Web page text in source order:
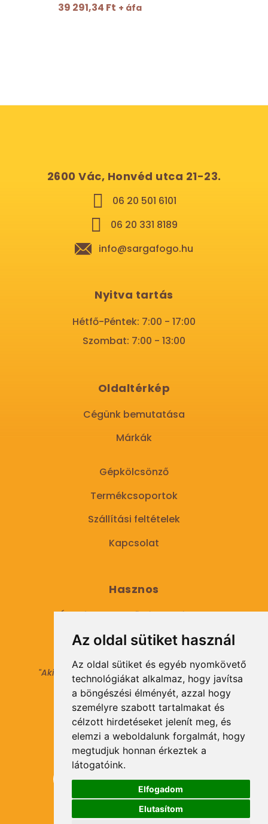
Az oldal sütiket használ
Az oldal sütiket és egyéb nyomkövető
technológiákat alkalmaz, hogy javítsa
a böngészési élményét, azzal hogy
személyre szabott tartalmakat és
célzott hirdetéseket jelenít meg, és
elemzi a weboldalunk forgalmát, hogy
megtudjuk honnan érkeztek a
látogatóink.
Elfogadom
Elutasítom
39 291,34 Ft + áfa
2600 Vác, Honvéd utca 21-23.
06 20 501 6101
06 20 331 8189
info@sargafogo.hu
Nyitva tartás
Hétfő-Péntek: 7:00 - 17:00
Szombat: 7:00 - 13:00
Oldaltérkép
Cégünk bemutatása
Márkák
Gépkölcsönző
Termékcsoportok
Szállítási feltételek
Kapcsolat
Hasznos
Általános Szerződési Feltételek
Adatkezelési tájékoztató
"Aki másokat nem tesz gazdaggá, maga sem
válhat azzá."
© 2021 Minden jog fenntartva.
Hírlevél Feliratkozás
Feliratkozás